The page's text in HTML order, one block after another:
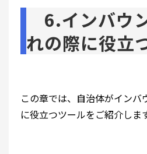
6.インバウ
れの際に役立
この章では、自治体がインバ
に役立つツールをご紹介しま